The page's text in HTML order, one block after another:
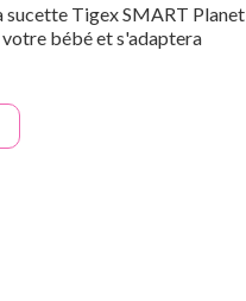
sucette Tigex SMART Planet
bébé et s'adaptera